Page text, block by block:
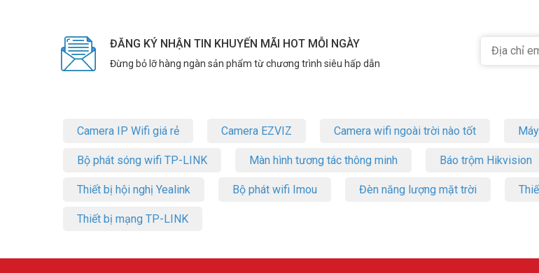
ĐĂNG KÝ NHẬN TIN KHUYẾN MÃI HOT MỖI NGÀY
Đừng bỏ lỡ hàng ngàn sản phẩm từ chương trình siêu hấp dẫn
Camera IP Wifi giá rẻ Camera EZVIZ Camera wifi ngoài trời nào tốt
Bộ phát sóng wifi TP-LINK Màn hình tương tác thông minh Báo trộm Hikvision
Thiết bị hội nghị Yealink Bộ phát wifi Imou Đèn năng lượng mặt trời
Thiết bị mạng TP-LINK